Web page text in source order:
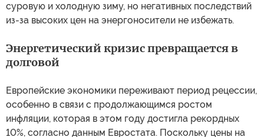
суровую и холодную зиму, но негативных последствий
из-за высоких цен на энергоносители не избежать.
Энергетический кризис превращается в
долговой
Европейские экономики переживают период рецессии,
особенно в связи с продолжающимся ростом
инфляции, которая в этом году достигла рекордных
10%, согласно данным Евростата. Поскольку цены на